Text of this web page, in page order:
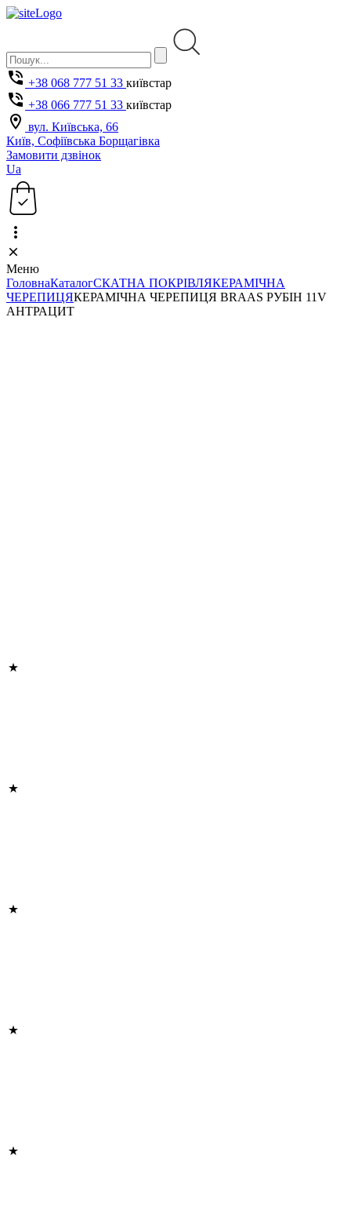
+38 068 777 51 33 київстар
+38 066 777 51 33 київстар
вул. Київська, 66
Київ, Софіївська Борщагівка
Замовити дзвінок
Ua
Меню
ГоловнаКаталогСКАТНА ПОКРІВЛЯКЕРАМІЧНА
ЧЕРЕПИЦЯКЕРАМІЧНА ЧЕРЕПИЦЯ BRAAS РУБІН 11V
АНТРАЦИТ